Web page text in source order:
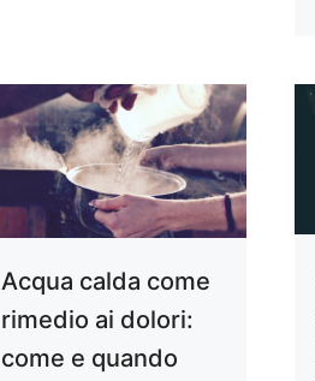
Acqua calda come
rimedio ai dolori:
come e quando